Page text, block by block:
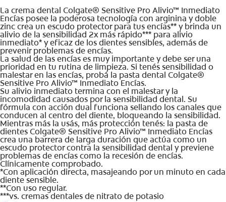
La crema dental Colgate® Sensitive Pro Alivio™ Inmediato
Encías posee la poderosa tecnología con arginina y doble
zinc crea un escudo protector para tus encías** y brinda un
alivio de la sensibilidad 2x más rápido*** para alivio
inmediato* y eficaz de los dientes sensibles, además de
prevenir problemas de encías.
La salud de las encías es muy importante y debe ser una
prioridad en tu rutina de limpieza. Si tenés sensibilidad o
malestar en las encías, probá la pasta dental Colgate®
Sensitive Pro Alivio™ Inmediato Encías.
Su alivio inmediato termina con el malestar y la
incomodidad causados por la sensibilidad dental. Su
fórmula con acción dual funciona sellando los canales que
conducen al centro del diente, bloqueando la sensibilidad.
Mientras más la usás, más protección tenés: la pasta de
dientes Colgate® Sensitive Pro Alivio™ Inmediato Encías
crea una barrera de larga duración que actúa como un
escudo protector contra la sensibilidad dental y previene
problemas de encías como la recesión de encías.
Clínicamente comprobado.
*Con aplicación directa, masajeando por un minuto en cada
diente sensible.
**Con uso regular.
***vs. cremas dentales de nitrato de potasio